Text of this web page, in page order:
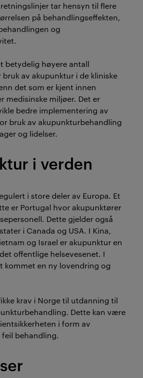
retningslinjer tar hensyn til flere
på behandlingseffekten,
og
betydelig høyere antall
av akupunktur i de kliniske
det som er kjent innen
medisinske miljøer. Det er
bedre implementering av
bruk av akupunkturbehandling
og lidelser.
i verden
i store deler av Europa. Et
er Portugal hvor akupunktører
Dette gjelder også
i Canada og USA. I Kina,
og Israel er akupunktur en
offentlige helsevesenet. I
kommet en ny lovendring og
krav i Norge til utdanning til
Dette kan være
i form av
behandling.